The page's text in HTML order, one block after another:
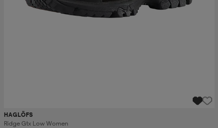
HAGLÖFS
Ridge Gtx Low Women